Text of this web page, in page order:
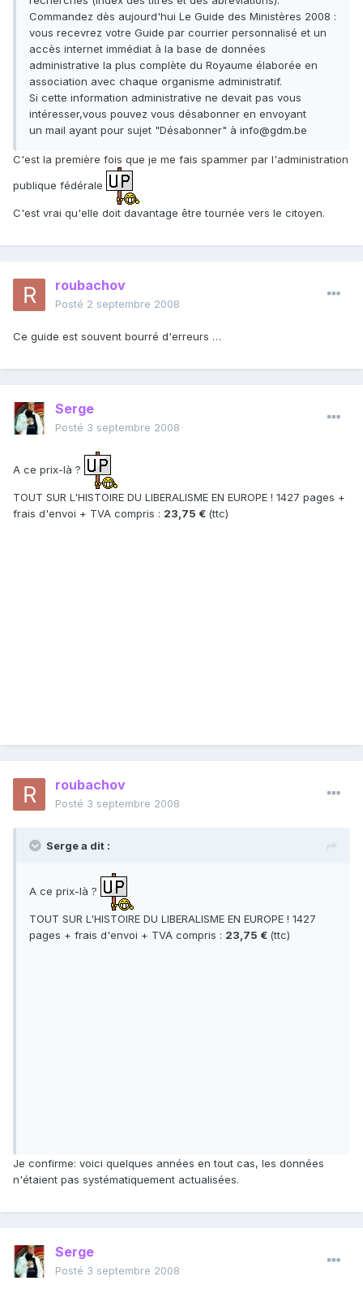
Commandez dès aujourd'hui Le Guide des Ministères 2008 :
vous recevrez votre Guide par courrier personnalisé et un
accès internet immédiat à la base de données
administrative la plus complète du Royaume élaborée en
association avec chaque organisme administratif.
Si cette information administrative ne devait pas vous
intéresser,vous pouvez vous désabonner en envoyant
un mail ayant pour sujet "Désabonner" à info@gdm.be
C'est la première fois que je me fais spammer par l'administration
publique fédérale
C'est vrai qu'elle doit davantage être tournée vers le citoyen.
roubachov
Posté 2 septembre 2008
Ce guide est souvent bourré d'erreurs …
Serge
Posté 3 septembre 2008
A ce prix-là ?
TOUT SUR L'HISTOIRE DU LIBERALISME EN EUROPE ! 1427 pages +
frais d'envoi + TVA compris : 23,75 € (ttc)
roubachov
Posté 3 septembre 2008
Serge a dit :
A ce prix-là ?
TOUT SUR L'HISTOIRE DU LIBERALISME EN EUROPE ! 1427
pages + frais d'envoi + TVA compris : 23,75 € (ttc)
Je confirme: voici quelques années en tout cas, les données
n'étaient pas systématiquement actualisées.
Serge
Posté 3 septembre 2008